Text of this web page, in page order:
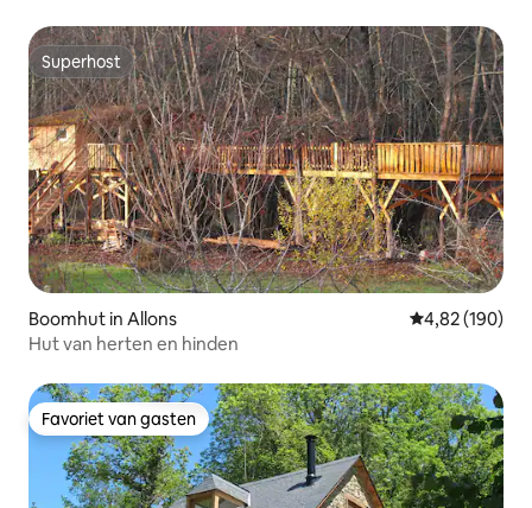
Superhost
Superhost
Boomhut in Allons Gemiddelde
4,82 (190)
Hut van herten en hinden
Favoriet van gasten
Favoriet van gasten